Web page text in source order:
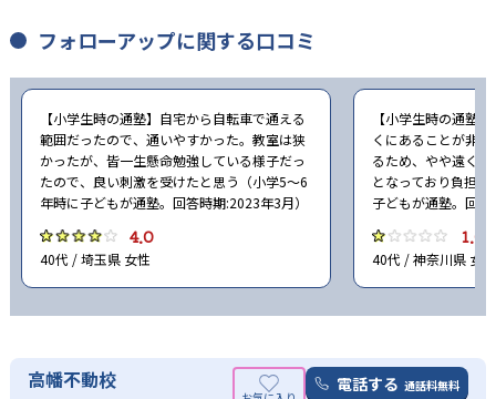
フォローアップに関する口コミ
【小学生時の通塾】自宅から自転車で通える
範囲だったので、通いやすかった。教室は狭
かったが、皆一生懸命勉強している様子だっ
たので、良い刺激を受けたと思う（小学5〜6
年時に子どもが通塾。回答時期:2023年3月）
4.0
40代 / 埼玉県 女性
【小学生時の通塾
くにあることが非
るため、やや遠く
となっており負担
子どもが通塾。回
1.0
40代 / 神奈川県 女性
高幡不動校 電話する 通話料無料